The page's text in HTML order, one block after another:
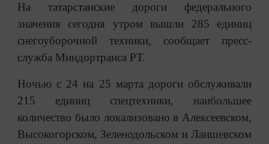
На татарстанские дороги федерального
значения сегодня утром вышли 285 единиц
снегоуборочной техники, сообщает пресс-
служба Миндортранса РТ.
Ночью с 24 на 25 марта дороги обслуживали
215 единиц спецтехники, наибольшее
количество было локализовано в Алексеевском,
Высокогорском, Зеленодольском и Лаишевском